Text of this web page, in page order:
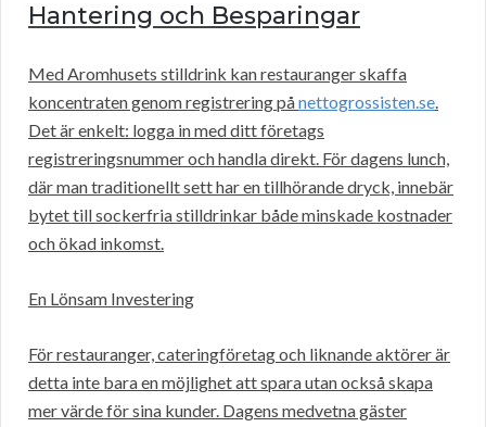
Hantering och Besparingar
Med Aromhusets stilldrink kan restauranger skaffa
koncentraten genom registrering pånettogrossisten.se.
Det är enkelt: logga in med ditt företags
registreringsnummer och handla direkt. För dagens lunch,
där man traditionellt sett har en tillhörande dryck, innebär
bytet till sockerfria stilldrinkar både minskade kostnader
och ökad inkomst.
En Lönsam Investering
För restauranger, cateringföretag och liknande aktörer är
detta inte bara en möjlighet att spara utan också skapa
mer värde för sina kunder. Dagens medvetna gäster